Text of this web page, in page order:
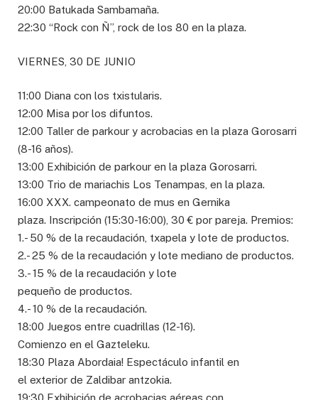
20:00 Batukada Sambamaña.
22:30 “Rock con Ñ”, rock de los 80 en la plaza.
VIERNES, 30 DE JUNIO
11:00 Diana con los txistularis.
12:00 Misa por los difuntos.
12:00 Taller de parkour y acrobacias en la plaza Gorosarri
(8-16 años).
13:00 Exhibición de parkour en la plaza Gorosarri.
13:00 Trio de mariachis Los Tenampas, en la plaza.
16:00 XXX. campeonato de mus en Gernika
plaza. Inscripción (15:30-16:00), 30 € por pareja. Premios:
1.- 50 % de la recaudación, txapela y lote de productos.
2.- 25 % de la recaudación y lote mediano de productos.
3.- 15 % de la recaudación y lote
pequeño de productos.
4.- 10 % de la recaudación.
18:00 Juegos entre cuadrillas (12-16).
Comienzo en el Gazteleku.
18:30 Plaza Abordaia! Espectáculo infantil en
el exterior de Zaldibar antzokia.